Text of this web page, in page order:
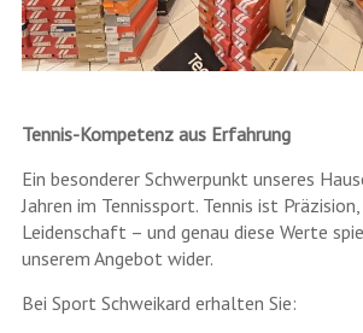
Tennis-Kompetenz aus Erfahrung
Ein besonderer Schwerpunkt unseres
Jahren im Tennissport. Tennis ist
Leidenschaft – und genau diese Werte
unserem Angebot wider.
Bei Sport Schweikard erhalten Sie: